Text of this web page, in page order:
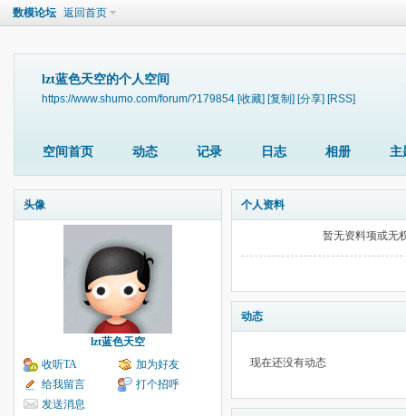
数模论坛 返回首页
lzt蓝色天空的个人空间
https://www.shumo.com/forum/?179854 [收藏] [复制] [分享] [RSS]
空间首页 动态 记录 日志 相册 主
头像
lzt蓝色天空
收听TA
加为好友
给我留言
打个招呼
发送消息
个人资料
暂无资料项或无
动态
现在还没有动态